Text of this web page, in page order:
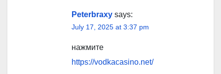
Peterbraxy says:
July 17, 2025 at 3:37 pm
нажмите
https://vodkacasino.net/